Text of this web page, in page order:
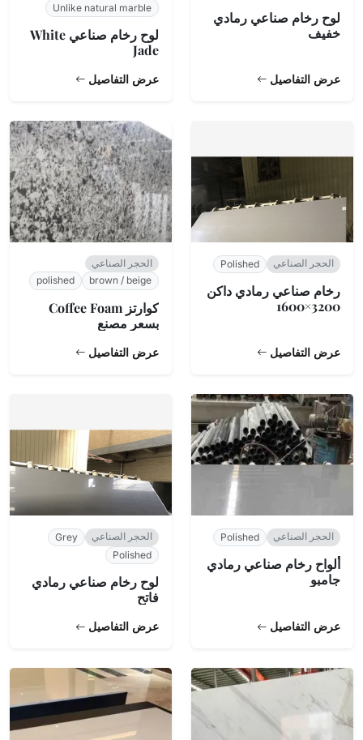
لوح رخام صناعي رمادي
خفيف
عرض التفاصيل
Unlike natural marble
لوح رخام صناعي White
Jade
عرض التفاصيل
الحجر الصناعي Polished
رخام صناعي رمادي داكن
3200×1600
عرض التفاصيل
الحجر الصناعي
brown / beige
polished
كوارتز Coffee Foam
بسعر مصنع
عرض التفاصيل
الحجر الصناعي Polished
ألواح رخام صناعي رمادي
جامبو
عرض التفاصيل
الحجر الصناعي
Grey
Polished
لوح رخام صناعي رمادي
فاتح
عرض التفاصيل